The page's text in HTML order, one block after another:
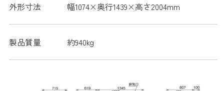
外形寸法 幅1074×奥行1439×高さ2004mm
製品質量 約940kg